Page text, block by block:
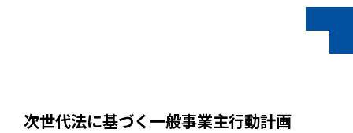
次世代法に基づく一般事業主行動計画